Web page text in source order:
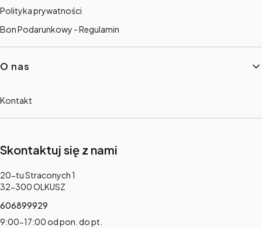
Polityka prywatności
Bon Podarunkowy - Regulamin
O nas
Kontakt
Skontaktuj się z nami
Adres:
20-tu Straconych 1
32-300 OLKUSZ
606899929
9:00-17:00 od pon. do pt.